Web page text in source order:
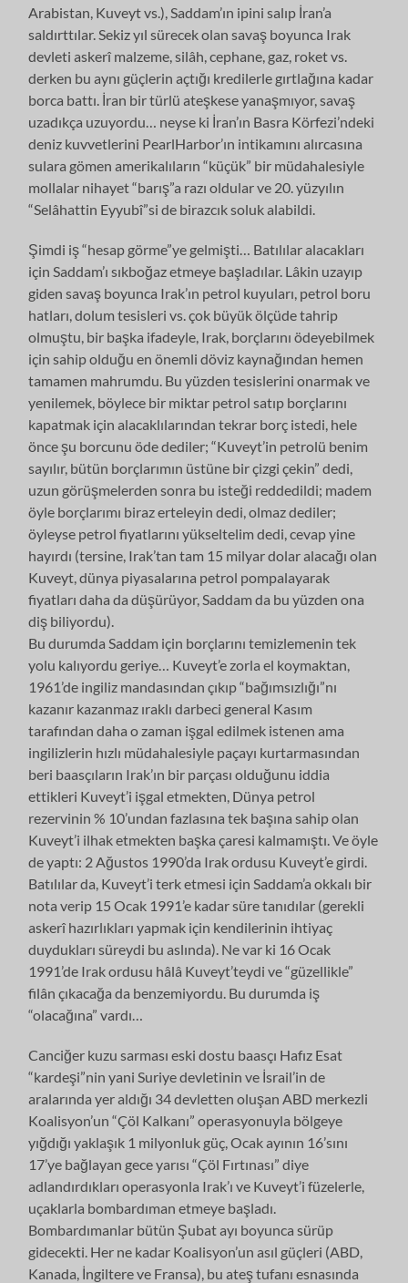
Arabistan, Kuveyt vs.), Saddam’ın ipini salıp İran’a
saldırttılar. Sekiz yıl sürecek olan savaş boyunca Irak
devleti askerî malzeme, silâh, cephane, gaz, roket vs.
derken bu aynı güçlerin açtığı kredilerle gırtlağına kadar
borca battı. İran bir türlü ateşkese yanaşmıyor, savaş
uzadıkça uzuyordu… neyse ki İran’ın Basra Körfezi’ndeki
deniz kuvvetlerini PearlHarbor’ın intikamını alırcasına
sulara gömen amerikalıların “küçük” bir müdahalesiyle
mollalar nihayet “barış”a razı oldular ve 20. yüzyılın
“Selâhattin Eyyubî”si de birazcık soluk alabildi.
Şimdi iş “hesap görme”ye gelmişti… Batılılar alacakları
için Saddam’ı sıkboğaz etmeye başladılar. Lâkin uzayıp
giden savaş boyunca Irak’ın petrol kuyuları, petrol boru
hatları, dolum tesisleri vs. çok büyük ölçüde tahrip
olmuştu, bir başka ifadeyle, Irak, borçlarını ödeyebilmek
için sahip olduğu en önemli döviz kaynağından hemen
tamamen mahrumdu. Bu yüzden tesislerini onarmak ve
yenilemek, böylece bir miktar petrol satıp borçlarını
kapatmak için alacaklılarından tekrar borç istedi, hele
önce şu borcunu öde dediler; “Kuveyt’in petrolü benim
sayılır, bütün borçlarımın üstüne bir çizgi çekin” dedi,
uzun görüşmelerden sonra bu isteği reddedildi; madem
öyle borçlarımı biraz erteleyin dedi, olmaz dediler;
öyleyse petrol fiyatlarını yükseltelim dedi, cevap yine
hayırdı (tersine, Irak’tan tam 15 milyar dolar alacağı olan
Kuveyt, dünya piyasalarına petrol pompalayarak
fiyatları daha da düşürüyor, Saddam da bu yüzden ona
diş biliyordu).
Bu durumda Saddam için borçlarını temizlemenin tek
yolu kalıyordu geriye… Kuveyt’e zorla el koymaktan,
1961’de ingiliz mandasından çıkıp “bağımsızlığı”nı
kazanır kazanmaz ıraklı darbeci general Kasım
tarafından daha o zaman işgal edilmek istenen ama
ingilizlerin hızlı müdahalesiyle paçayı kurtarmasından
beri baasçıların Irak’ın bir parçası olduğunu iddia
ettikleri Kuveyt’i işgal etmekten, Dünya petrol
rezervinin % 10’undan fazlasına tek başına sahip olan
Kuveyt’i ilhak etmekten başka çaresi kalmamıştı. Ve öyle
de yaptı: 2 Ağustos 1990’da Irak ordusu Kuveyt’e girdi.
Batılılar da, Kuveyt’i terk etmesi için Saddam’a okkalı bir
nota verip 15 Ocak 1991’e kadar süre tanıdılar (gerekli
askerî hazırlıkları yapmak için kendilerinin ihtiyaç
duydukları süreydi bu aslında). Ne var ki 16 Ocak
1991’de Irak ordusu hâlâ Kuveyt’teydi ve “güzellikle”
filân çıkacağa da benzemiyordu. Bu durumda iş
“olacağına” vardı…
Canciğer kuzu sarması eski dostu baasçı Hafız Esat
“kardeşi”nin yani Suriye devletinin ve İsrail’in de
aralarında yer aldığı 34 devletten oluşan ABD merkezli
Koalisyon’un “Çöl Kalkanı” operasyonuyla bölgeye
yığdığı yaklaşık 1 milyonluk güç, Ocak ayının 16’sını
17’ye bağlayan gece yarısı “Çöl Fırtınası” diye
adlandırdıkları operasyonla Irak’ı ve Kuveyt’i füzelerle,
uçaklarla bombardıman etmeye başladı.
Bombardımanlar bütün Şubat ayı boyunca sürüp
gidecekti. Her ne kadar Koalisyon’un asıl güçleri (ABD,
Kanada, İngiltere ve Fransa), bu ateş tufanı esnasında